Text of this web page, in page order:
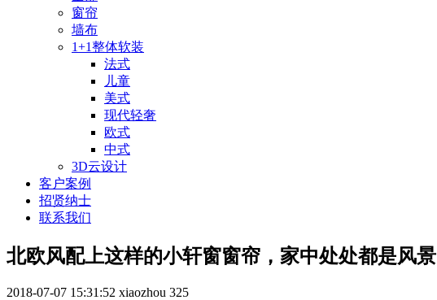
窗帘
墙布
1+1整体软装
法式
儿童
美式
现代轻奢
欧式
中式
3D云设计
客户案例
招贤纳士
联系我们
北欧风配上这样的小轩窗窗帘，家中处处都是风景
2018-07-07 15:31:52 xiaozhou 325